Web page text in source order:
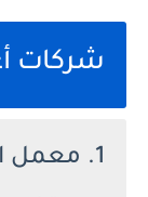
شركات
1. معمل